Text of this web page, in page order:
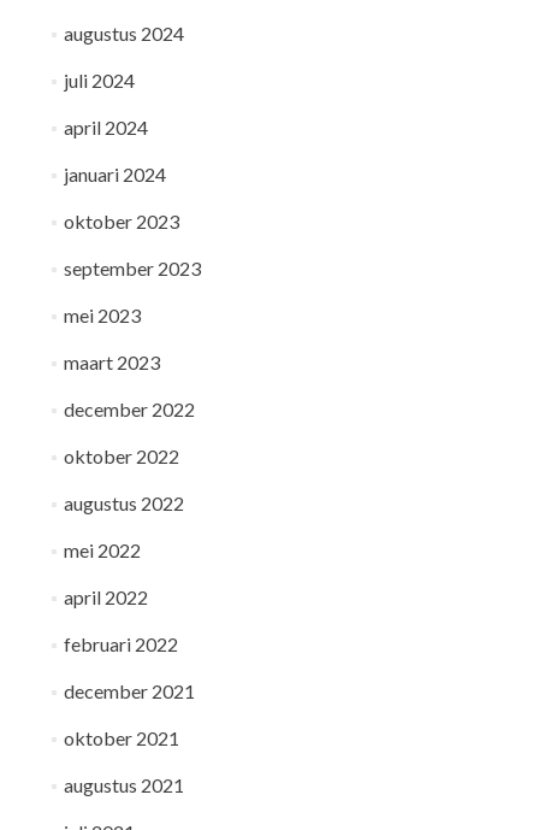
augustus 2024
juli 2024
april 2024
januari 2024
oktober 2023
september 2023
mei 2023
maart 2023
december 2022
oktober 2022
augustus 2022
mei 2022
april 2022
februari 2022
december 2021
oktober 2021
augustus 2021